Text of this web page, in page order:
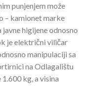
punjenjem može
– kamionet marke
higijene odnosno
je električni viličar
manipulaciji sa
na Odlagalištu
kg, a visina